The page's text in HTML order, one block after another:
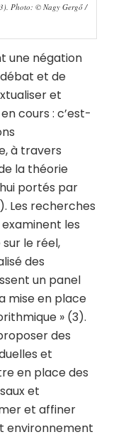
Photo: © Nagy Gergő /
une négation
et de
et
cours : c’est-
à travers
la théorie
portés par
Les recherches
les
le réel,
des
un panel
mise en place
» (3).
des
et
en place des
et
et affiner
environnement